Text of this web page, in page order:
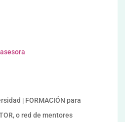
| FORMACIÓN para
o red de mentores